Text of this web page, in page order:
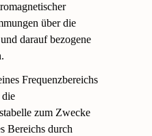
über die
darauf bezogene
Frequenzbereichs
zum Zwecke
Bereichs durch